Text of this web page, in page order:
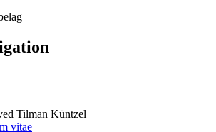
Tilman Küntzel
vitae